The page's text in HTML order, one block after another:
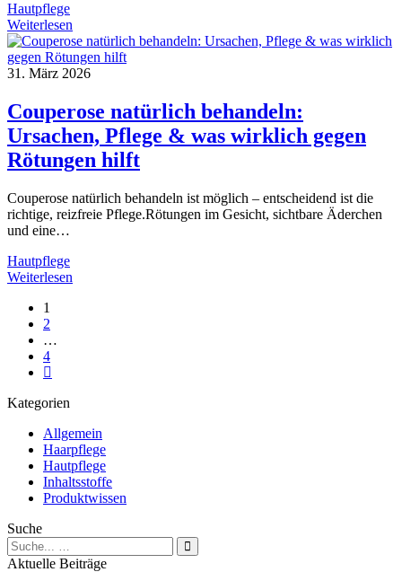
Hautpflege
Weiterlesen
bei
Couperose
und
natürliche
Pflege
für
empfindliche
mit
Rötungen
31. März 2026
Couperose natürlich behandeln:
Ursachen, Pflege & was wirklich gegen
Rötungen hilft
Couperose natürlich behandeln ist möglich – entscheidend ist die
richtige, reizfreie Pflege.Rötungen im Gesicht, sichtbare Äderchen
und eine…
Hautpflege
Weiterlesen
hilft
1
2
…
4
Kategorien
Allgemein
Haarpflege
Hautpflege
Inhaltsstoffe
Produktwissen
Suche
Suche
nach:
Aktuelle Beiträge